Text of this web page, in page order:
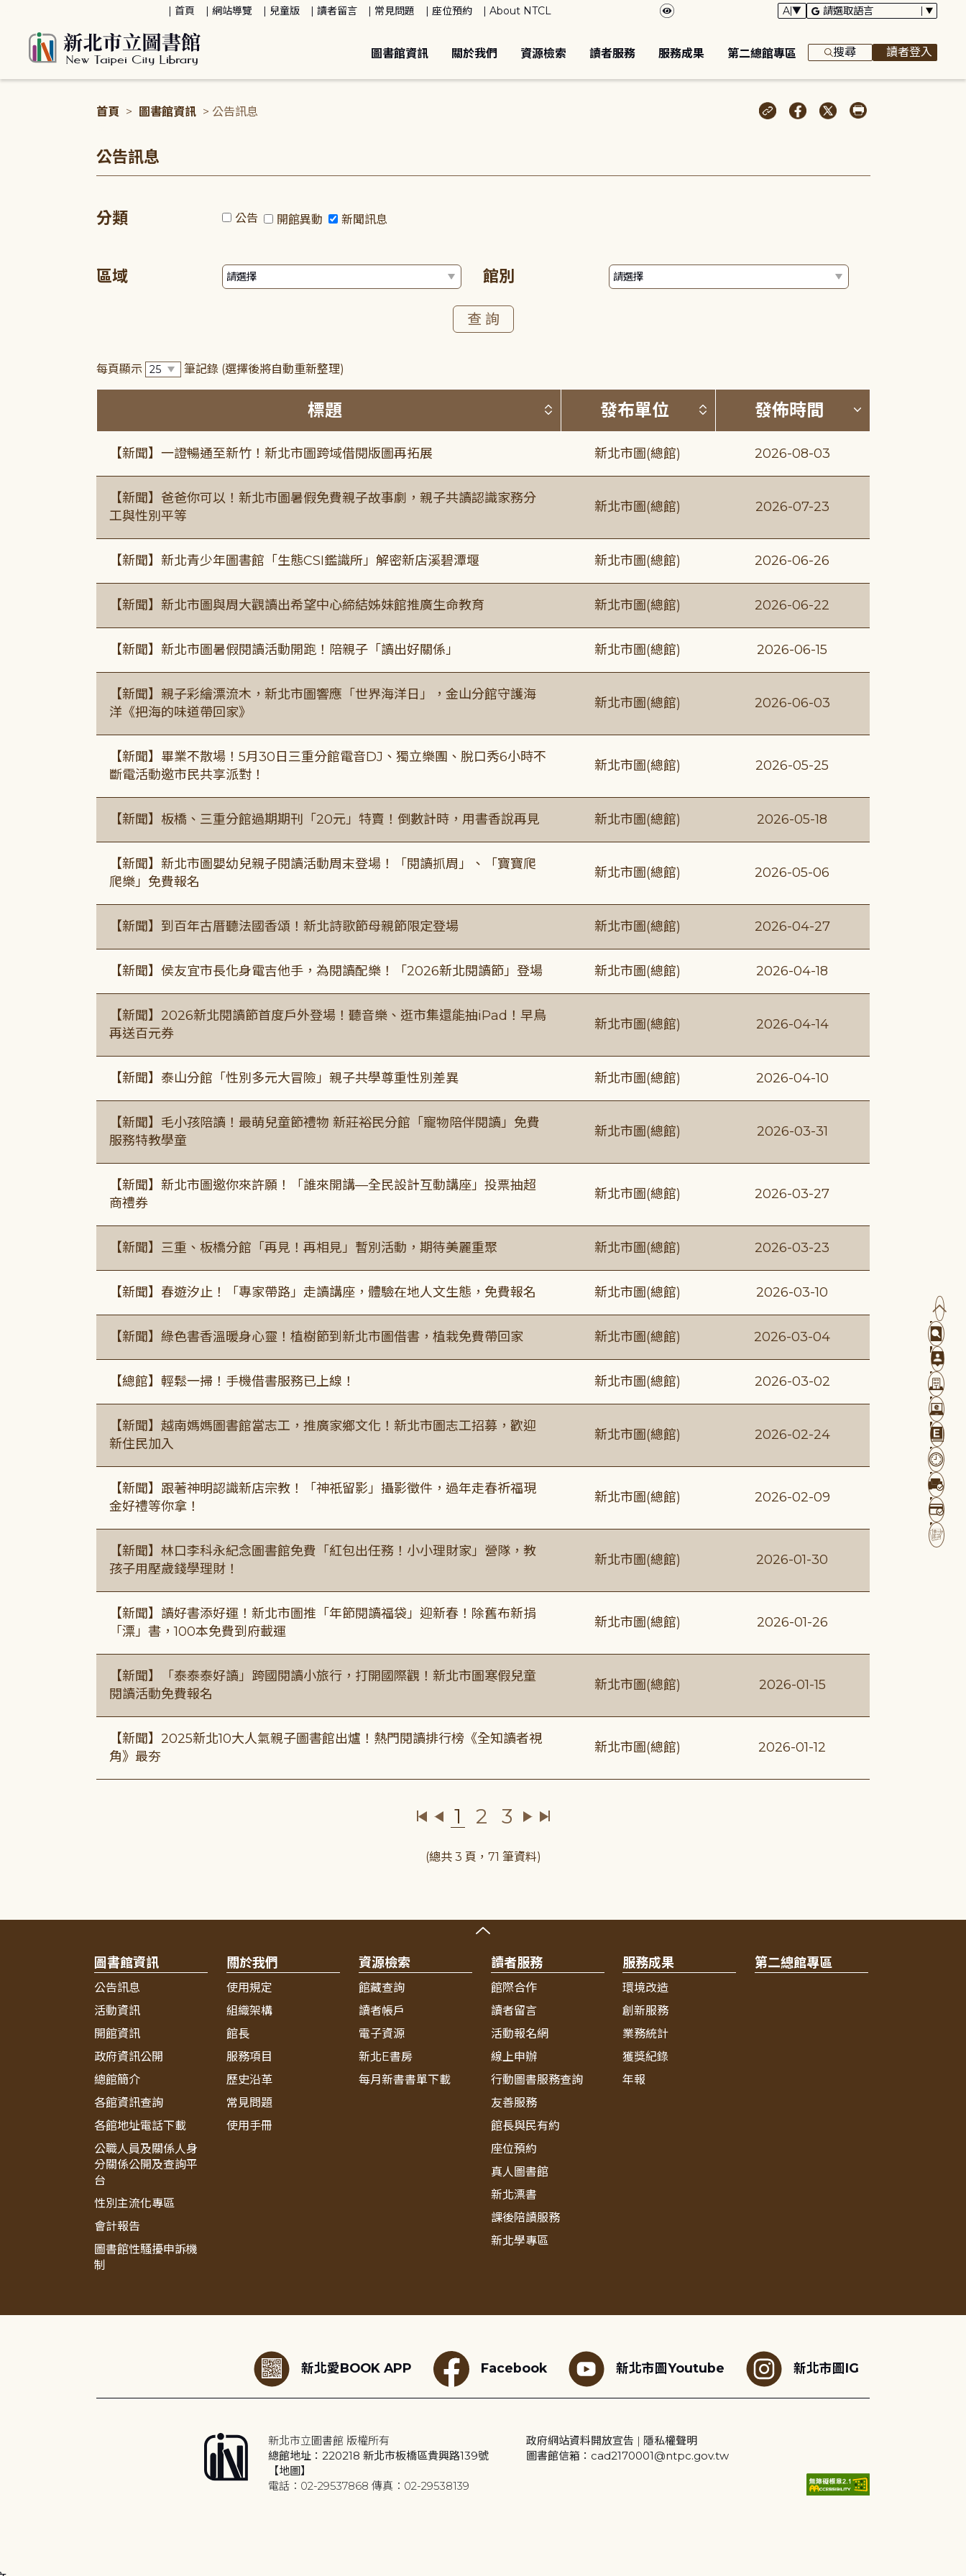
首頁 網站導覽 兒童版 讀者留言 常見問題 座位預約 About NTCL
圖書館資訊 關於我們 資源檢索 讀者服務 服務成果 第二總館專區 搜尋 讀者登入
首頁 > 圖書館資訊 > 公告訊息
公告訊息
分類 公告 開館異動 新聞訊息
區域 館別
每頁顯示 筆記錄 (選擇後將自動重新整理)
標題 按標題排序 (升降冪)
發布單位 按發布單位排序 (升降冪)
發佈時間 按發佈時間
【新聞】一證暢通至新竹！新北市圖跨域借閱版圖再拓展 新北市圖(總館) 2026-08-03
【新聞】爸爸你可以！新北市圖暑假免費親子故事劇，親子共讀認識家務分
工與性別平等
新北市圖(總館) 2026-07-23
【新聞】新北青少年圖書館「生態CSI鑑識所」解密新店溪碧潭堰 新北市圖(總館) 2026-06-26
【新聞】新北市圖與周大觀讀出希望中心締結姊妹館推廣生命教育 新北市圖(總館) 2026-06-22
【新聞】新北市圖暑假閱讀活動開跑！陪親子「讀出好關係」 新北市圖(總館) 2026-06-15
【新聞】親子彩繪漂流木，新北市圖響應「世界海洋日」，金山分館守護海
洋《把海的味道帶回家》
新北市圖(總館) 2026-06-03
【新聞】畢業不散場！5月30日三重分館電音DJ、獨立樂團、脫口秀6小時不
斷電活動邀市民共享派對！
新北市圖(總館) 2026-05-25
【新聞】板橋、三重分館過期期刊「20元」特賣！倒數計時，用書香說再見 新北市圖(總館) 2026-05-18
【新聞】新北市圖嬰幼兒親子閱讀活動周末登場！「閱讀抓周」、「寶寶爬
爬樂」免費報名
新北市圖(總館) 2026-05-06
【新聞】到百年古厝聽法國香頌！新北詩歌節母親節限定登場 新北市圖(總館) 2026-04-27
【新聞】侯友宜市長化身電吉他手，為閱讀配樂！「2026新北閱讀節」登場 新北市圖(總館) 2026-04-18
【新聞】2026新北閱讀節首度戶外登場！聽音樂、逛市集還能抽iPad！早鳥
再送百元券
新北市圖(總館) 2026-04-14
【新聞】泰山分館「性別多元大冒險」親子共學尊重性別差異 新北市圖(總館) 2026-04-10
【新聞】毛小孩陪讀！最萌兒童節禮物 新莊裕民分館「寵物陪伴閱讀」免費
服務特教學童
新北市圖(總館) 2026-03-31
【新聞】新北市圖邀你來許願！「誰來開講—全民設計互動講座」投票抽超
商禮券
新北市圖(總館) 2026-03-27
【新聞】三重、板橋分館「再見！再相見」暫別活動，期待美麗重聚 新北市圖(總館) 2026-03-23
【新聞】春遊汐止！「專家帶路」走讀講座，體驗在地人文生態，免費報名 新北市圖(總館) 2026-03-10
【新聞】綠色書香溫暖身心靈！植樹節到新北市圖借書，植栽免費帶回家 新北市圖(總館) 2026-03-04
【總館】輕鬆一掃！手機借書服務已上線！ 新北市圖(總館) 2026-03-02
【新聞】越南媽媽圖書館當志工，推廣家鄉文化！新北市圖志工招募，歡迎
新住民加入
新北市圖(總館) 2026-02-24
【新聞】跟著神明認識新店宗教！「神祇留影」攝影徵件，過年走春祈福現
金好禮等你拿！
新北市圖(總館) 2026-02-09
【新聞】林口李科永紀念圖書館免費「紅包出任務！小小理財家」營隊，教
孩子用壓歲錢學理財！
新北市圖(總館) 2026-01-30
【新聞】讀好書添好運！新北市圖推「年節閱讀福袋」迎新春！除舊布新捐
「漂」書，100本免費到府載運
新北市圖(總館) 2026-01-26
【新聞】「泰泰泰好讀」跨國閱讀小旅行，打開國際觀！新北市圖寒假兒童
閱讀活動免費報名
新北市圖(總館) 2026-01-15
【新聞】2025新北10大人氣親子圖書館出爐！熱門閱讀排行榜《全知讀者視
角》最夯
新北市圖(總館) 2026-01-12
1 2 3
(總共 3 頁，71 筆資料)
圖書館資訊
公告訊息
活動資訊
開館資訊
政府資訊公開
總館簡介
各館資訊查詢
各館地址電話下載
公職人員及關係人身
分關係公開及查詢平
台
性別主流化專區
會計報告
圖書館性騷擾申訴機
制
關於我們
使用規定
組織架構
館長
服務項目
歷史沿革
常見問題
使用手冊
資源檢索
館藏查詢
讀者帳戶
電子資源
新北E書房
每月新書書單下載
讀者服務
館際合作
讀者留言
活動報名網
線上申辦
行動圖書服務查詢
友善服務
館長與民有約
座位預約
真人圖書館
新北漂書
課後陪讀服務
新北學專區
服務成果
環境改造
創新服務
業務統計
獲獎紀錄
年報
第二總館專區
新北愛BOOK APP Facebook 新北市圖Youtube 新北市圖IG
新北市立圖書館 版權所有
總館地址：220218 新北市板橋區貴興路139號
【地圖】
電話：02-29537868 傳真：02-29538139
政府網站資料開放宣告 | 隱私權聲明
圖書館信箱：cad2170001@ntpc.gov.tw